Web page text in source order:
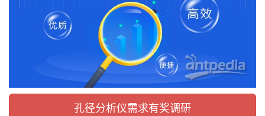
孔径分析仪需求有奖调研